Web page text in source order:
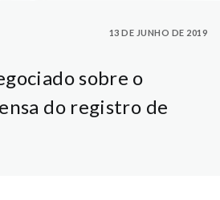
13 DE JUNHO DE 2019
sobre o
do registro de